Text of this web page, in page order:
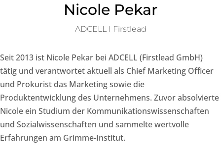
Nicole Pekar
ADCELL I Firstlead
Seit 2013 ist Nicole Pekar bei ADCELL (Firstlead GmbH)
tätig und verantwortet aktuell als Chief Marketing Officer
und Prokurist das Marketing sowie die
Produktentwicklung des Unternehmens. Zuvor absolvierte
Nicole ein Studium der Kommunikationswissenschaften
und Sozialwissenschaften und sammelte wertvolle
Erfahrungen am Grimme-Institut.